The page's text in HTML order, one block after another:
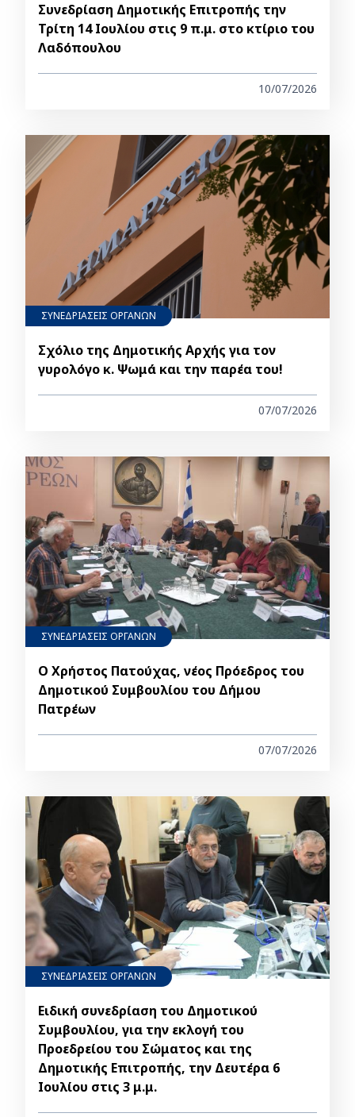
Συνεδρίαση Δημοτικής Επιτροπής την
Τρίτη 14 Ιουλίου στις 9 π.μ. στο κτίριο του
Λαδόπουλου
10/07/2026
ΣΥΝΕΔΡΙΑΣΕΙΣ ΟΡΓΑΝΩΝ
Σχόλιο της Δημοτικής Αρχής για τον
γυρολόγο κ. Ψωμά και την παρέα του!
07/07/2026
ΣΥΝΕΔΡΙΑΣΕΙΣ ΟΡΓΑΝΩΝ
Ο Χρήστος Πατούχας, νέος Πρόεδρος του
Δημοτικού Συμβουλίου του Δήμου
Πατρέων
07/07/2026
ΣΥΝΕΔΡΙΑΣΕΙΣ ΟΡΓΑΝΩΝ
Ειδική συνεδρίαση του Δημοτικού
Συμβουλίου, για την εκλογή του
Προεδρείου του Σώματος και της
Δημοτικής Επιτροπής, την Δευτέρα 6
Ιουλίου στις 3 μ.μ.